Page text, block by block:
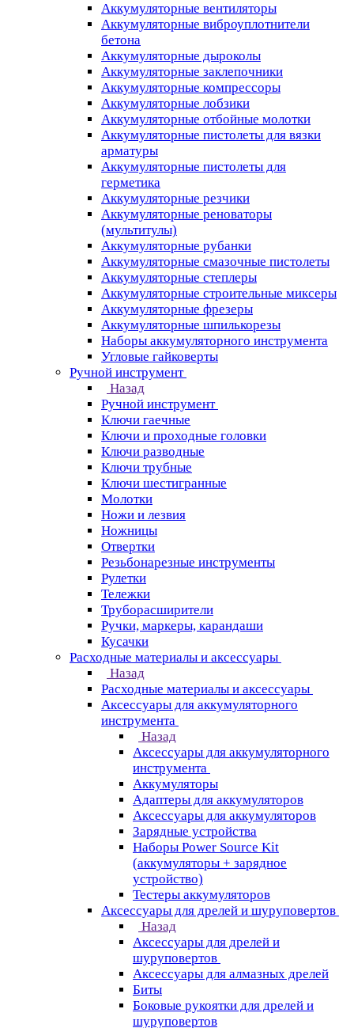
Аккумуляторные вентиляторы
Аккумуляторные виброуплотнители
бетона
Аккумуляторные дыроколы
Аккумуляторные заклепочники
Аккумуляторные компрессоры
Аккумуляторные лобзики
Аккумуляторные отбойные молотки
Аккумуляторные пистолеты для вязки
арматуры
Аккумуляторные пистолеты для
герметика
Аккумуляторные резчики
Аккумуляторные реноваторы
(мультитулы)
Аккумуляторные рубанки
Аккумуляторные смазочные пистолеты
Аккумуляторные степлеры
Аккумуляторные строительные миксеры
Аккумуляторные фрезеры
Аккумуляторные шпилькорезы
Наборы аккумуляторного инструмента
Угловые гайковерты
Ручной инструмент
Назад
Ручной инструмент
Ключи гаечные
Ключи и проходные головки
Ключи разводные
Ключи трубные
Ключи шестигранные
Молотки
Ножи и лезвия
Ножницы
Отвертки
Резьбонарезные инструменты
Рулетки
Тележки
Труборасширители
Ручки, маркеры, карандаши
Кусачки
Расходные материалы и аксессуары
Назад
Расходные материалы и аксессуары
Аксессуары для аккумуляторного
инструмента
Назад
Аксессуары для аккумуляторного
инструмента
Aккумуляторы
Адаптеры для аккумуляторов
Аксессуары для аккумуляторов
Зарядные устройства
Наборы Power Source Kit
(аккумуляторы + зарядное
устройство)
Тестеры аккумуляторов
Аксессуары для дрелей и шуруповертов
Назад
Аксессуары для дрелей и
шуруповертов
Аксессуары для алмазных дрелей
Биты
Боковые рукоятки для дрелей и
шуруповертов